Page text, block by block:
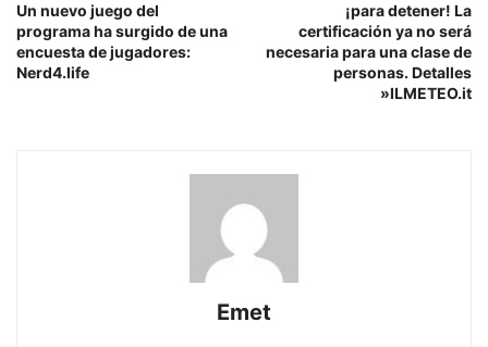
Un nuevo juego del
programa ha surgido de una
encuesta de jugadores:
Nerd4.life
¡para detener! La
certificación ya no será
necesaria para una clase de
personas. Detalles
»ILMETEO.it
Emet